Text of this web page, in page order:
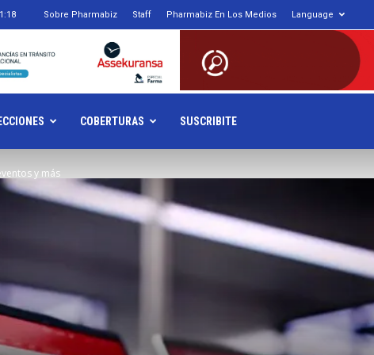
Sobre Pharmabiz Staff Pharmabiz En Los Medios Language
COBERTURAS SUSCRIBITE
y más